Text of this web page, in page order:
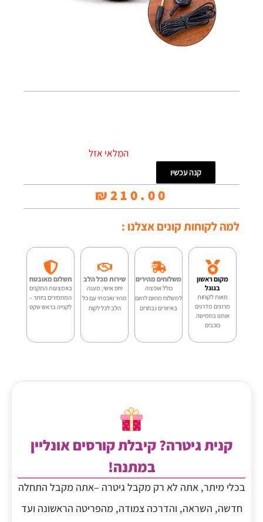
קנה עכשיו
המלאי אזל
₪ 210.00
למה לקוחות קונים אצלנו :
מקום ראשון
בגוגל
מאות לקוחות
מרוצים מדרגים
אותנו בחמישה
כוכבים
משלוחים מהירים
כולל אופציה
למשלוח מהיום להיום
באיזורים נבחרים
שירות מכל הלב
יחס אישי, מענה
מהיר ואכפתי עם כל
הלב לכל לקוח
תשלום מאובטח
באמצעות התקנים
המחמירים ביותר –
לקנייה בראש שקט
קנית גיטרה? קיבלת קורסים אונליין
במתנה!
בכלי מיתר, אתה לא רק מקבל גיטרה –אתה מקבל התחלה
חדשה, השראה, והדרכה צמודה, מהפריטה הראשונה ועד